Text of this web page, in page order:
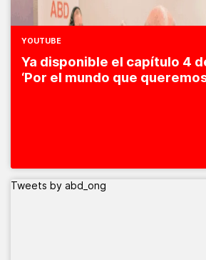
YOUTUBE
Ya disponible el capítulo 4
‘Por el mundo que
Tweets by abd_ong